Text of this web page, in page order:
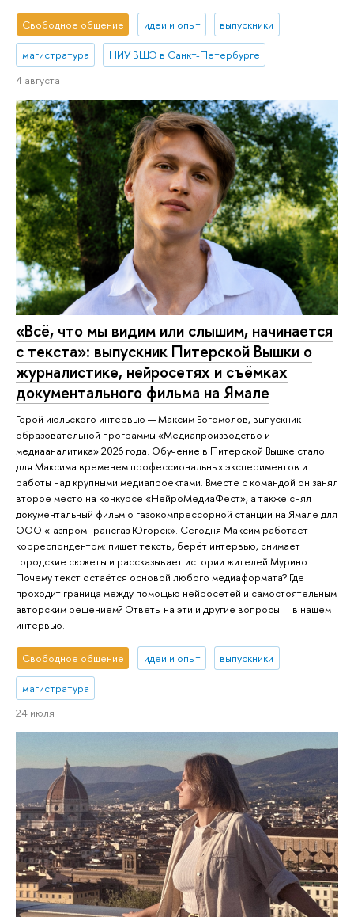
Свободное общение идеи и опыт выпускники
магистратура
НИУ ВШЭ в Санкт-Петербурге
4 августа
«Всё, что мы видим или слышим, начинается
с текста»: выпускник Питерской Вышки о
журналистике, нейросетях и съёмках
документального фильма на Ямале
Герой июльского интервью — Максим Богомолов, выпускник
образовательной программы «Медиапроизводство и
медиааналитика» 2026 года. Обучение в Питерской Вышке стало
для Максима временем профессиональных экспериментов и
работы над крупными медиапроектами. Вместе с командой он занял
второе место на конкурсе «НейроМедиаФест», а также снял
документальный фильм о газокомпрессорной станции на Ямале для
ООО «Газпром Трансгаз Югорск». Сегодня Максим работает
корреспондентом: пишет тексты, берёт интервью, снимает
городские сюжеты и рассказывает истории жителей Мурино.
Почему текст остаётся основой любого медиаформата? Где
проходит граница между помощью нейросетей и самостоятельным
авторским решением? Ответы на эти и другие вопросы — в нашем
интервью.
Свободное общение идеи и опыт выпускники
магистратура
24 июля